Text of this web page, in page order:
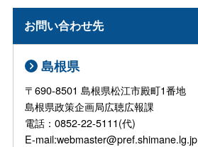
お問い合わせ先
島根県
〒690-8501 島根県松江市殿町1番地
島根県政策企画局広聴広報課
電話：0852-22-5111(代)
E-mail:webmaster@pref.shimane.lg.jp